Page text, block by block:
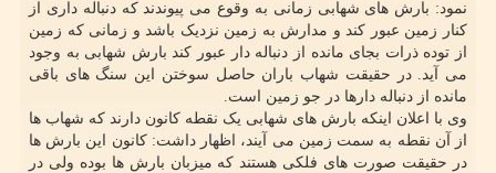
نمود: بارش های شهابی زمانی به وقوع می پیوندند که دنباله داری از
کنار زمین عبور کند و مدارش به زمین نزدیک باشد و زمانی که زمین
از توده ذرات بجای مانده از دنباله دار عبور کند بارش شهابی به وجود
می آید. در حقیقت شهاب باران حاصل سوختن این سنگ های باقی
مانده از دنباله دارها در جو زمین است.
وی با اعلان اینکه بارش های شهابی یک نقطه کانون دارند که شهاب ها
از آن نقطه به سمت زمین می آیند، اظهار داشت: کانون این بارش ها
در حقیقت صورت های فلکی هستند که میزبان بارش ها بوده ولی در